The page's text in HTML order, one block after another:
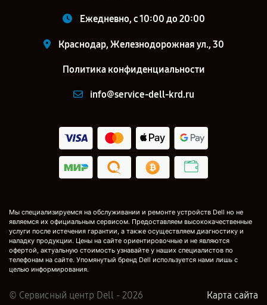
Ежедневно, с 10:00 до 20:00
Краснодар, Железнодорожная ул., 30
Политика конфиденциальности
info@service-dell-krd.ru
Мы специализируемся на обслуживании и ремонте устройств Dell но не
являемся их официальным сервисом. Предоставляем высококачественные
услуги после истечения гарантии, а также осуществляем диагностику и
наладку продукции. Цены на сайте ориентировочные и не являются
офертой, актуальную стоимость узнавайте у наших специалистов по
телефонам на сайте. Упомянутый бренд Dell используется нами лишь с
целью информирования.
© Сервисный центр Dell - 2026 Карта сайта